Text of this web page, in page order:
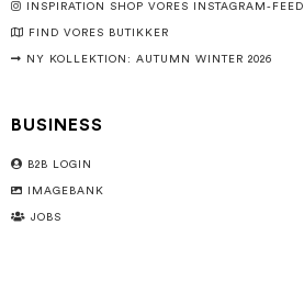
INSPIRATION SHOP VORES INSTAGRAM-FEED
FIND VORES BUTIKKER
NY KOLLEKTION: AUTUMN WINTER 2026
BUSINESS
B2B LOGIN
IMAGEBANK
JOBS